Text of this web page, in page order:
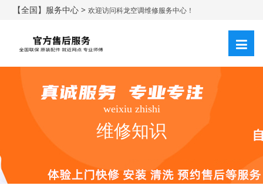
【全国】服务中心 >欢迎访问科龙空调维修服务中心！
weixiu zhishi
维修知识